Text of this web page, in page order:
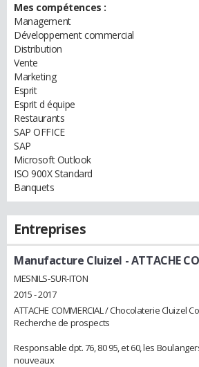
Mes compétences :
Management
Développement commercial
Distribution
Vente
Marketing
Esprit
Esprit d équipe
Restaurants
SAP OFFICE
SAP
Microsoft Outlook
ISO 900X Standard
Banquets
Entreprises
Manufacture Cluizel - ATTACHE
MESNILS-SUR-ITON
2015 - 2017
ATTACHE COMMERCIAL / Chocolaterie Cluizel
Recherche de prospects
Responsable dpt. 76, 80 95, et 60, les
nouveaux